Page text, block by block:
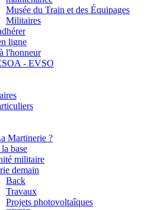
Musée du Train et des Équipages
Militaires
ligne
l'honneur
- EVSO
Martinerie ?
base
militaire
demain
Back
Travaux
Projets photovoltaîques